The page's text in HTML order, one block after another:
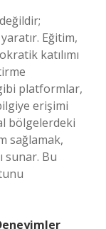
Eğitim,
katılımı
platformlar,
erişimi
bölgelerdeki
sağlamak,
sunar. Bu